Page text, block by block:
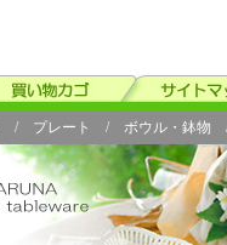
/ プレート / ボウル・鉢物